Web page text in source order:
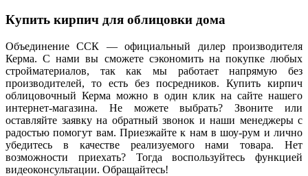
Купить кирпич для облицовки дома
Объединение ССК — официальный дилер производителя
Керма. С нами вы сможете сэкономить на покупке любых
стройматериалов, так как мы работает напрямую без
производителей, то есть без посредников. Купить кирпич
облицовочный Керма можно в один клик на сайте нашего
интернет-магазина. Не можете выбрать? Звоните или
оставляйте заявку на обратный звонок и наши менеджеры с
радостью помогут вам. Приезжайте к нам в шоу-рум и лично
убедитесь в качестве реализуемого нами товара. Нет
возможности приехать? Тогда воспользуйтесь функцией
видеоконсультации. Обращайтесь!